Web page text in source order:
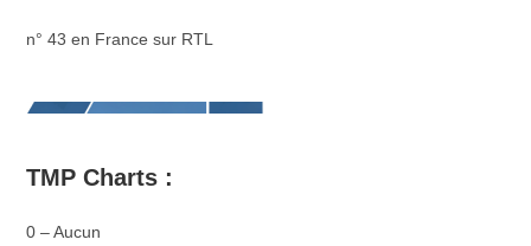
n° 43 en France sur RTL
TMP Charts :
0 – Aucun